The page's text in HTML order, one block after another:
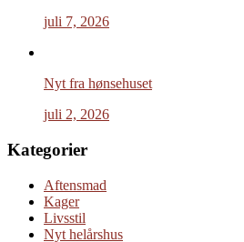
juli 7, 2026
Nyt fra hønsehuset
juli 2, 2026
Kategorier
Aftensmad
Kager
Livsstil
Nyt helårshus